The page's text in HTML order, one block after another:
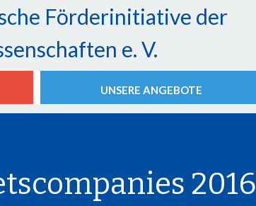
Förderinitiative der
e. V.
2016
UNSERE ANGEBOTE